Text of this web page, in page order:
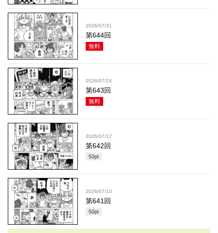
2026/07/31
第644回
無料
2026/07/24
第643回
無料
2026/07/17
第642回
50pt
2026/07/10
第641回
50pt